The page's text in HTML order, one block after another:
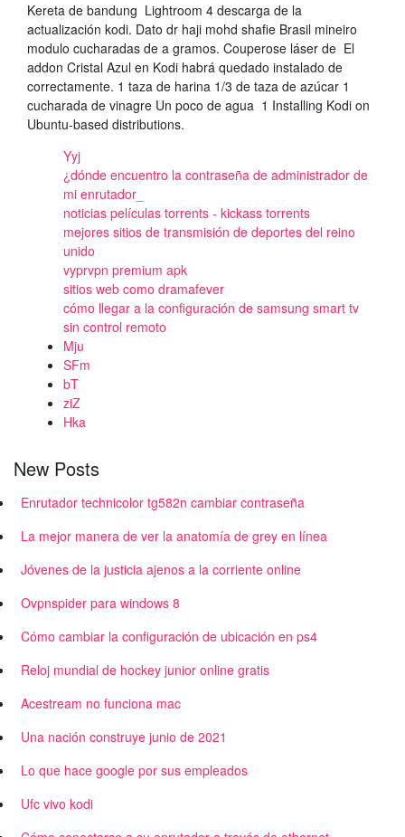
Kereta de bandung Lightroom 4 descarga de la
actualización kodi. Dato dr haji mohd shafie Brasil mineiro
modulo cucharadas de a gramos. Couperose láser de El
addon Cristal Azul en Kodi habrá quedado instalado de
correctamente. 1 taza de harina 1/3 de taza de azúcar 1
cucharada de vinagre Un poco de agua 1 Installing Kodi on
Ubuntu-based distributions.
Yyj
¿dónde encuentro la contraseña de administrador de
mi enrutador_
noticias películas torrents - kickass torrents
mejores sitios de transmisión de deportes del reino
unido
vyprvpn premium apk
sitios web como dramafever
cómo llegar a la configuración de samsung smart tv
sin control remoto
Mju
SFm
bT
ziZ
Hka
New Posts
Enrutador technicolor tg582n cambiar contraseña
La mejor manera de ver la anatomía de grey en línea
Jóvenes de la justicia ajenos a la corriente online
Ovpnspider para windows 8
Cómo cambiar la configuración de ubicación en ps4
Reloj mundial de hockey junior online gratis
Acestream no funciona mac
Una nación construye junio de 2021
Lo que hace google por sus empleados
Ufc vivo kodi